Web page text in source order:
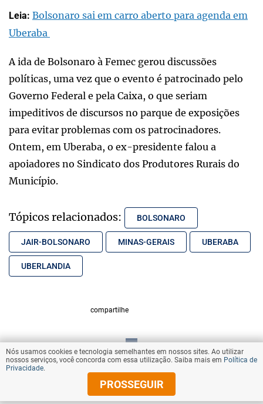
Leia: Bolsonaro sai em carro aberto para agenda em
Uberaba
A ida de Bolsonaro à Femec gerou discussões
políticas, uma vez que o evento é patrocinado pelo
Governo Federal e pela Caixa, o que seriam
impeditivos de discursos no parque de exposições
para evitar problemas com os patrocinadores.
Ontem, em Uberaba, o ex-presidente falou a
apoiadores no Sindicato dos Produtores Rurais do
Município.
Tópicos relacionados: BOLSONARO
JAIR-BOLSONARO MINAS-GERAIS UBERABA
UBERLANDIA
compartilhe
VOLTAR AO TOPO
© Copyright 2025 Diários Associados
Nós usamos cookies e tecnologia semelhantes em nossos sites. Ao utilizar
nossos serviços, você concorda com essa utilização. Saiba mais em Política de
Privacidade.
PROSSEGUIR